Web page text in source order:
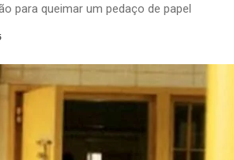
para queimar um pedaço de papel